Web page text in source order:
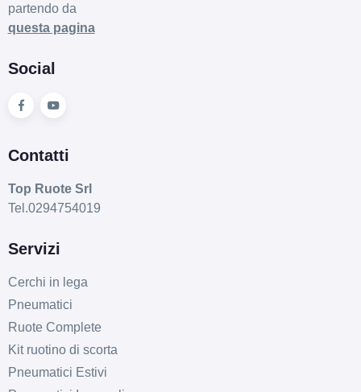
partendo da
questa pagina
Social
Contatti
Top Ruote Srl
Tel.0294754019
Servizi
Cerchi in lega
Pneumatici
Ruote Complete
Kit ruotino di scorta
Pneumatici Estivi